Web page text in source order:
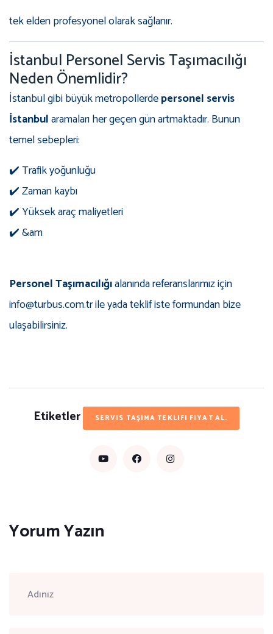
tek elden profesyonel olarak sağlanır.
İstanbul Personel Servis Taşımacılığı
Neden Önemlidir?
İstanbul gibi büyük metropollerdepersonel servis
İstanbularamaları her geçen gün artmaktadır. Bunun
temel sebepleri:
✔️ Trafik yoğunluğu
✔️ Zaman kaybı
✔️ Yüksek araç maliyetleri
✔️ &am
Personel Taşımacılığıalanında referanslarımız için
info@turbus.com.tr ile yada teklif iste formundan bize
ulaşabilirsiniz.
Etiketler SERVIS TAŞIMA TEKLIFI FIYAT AL.
Yorum Yazın